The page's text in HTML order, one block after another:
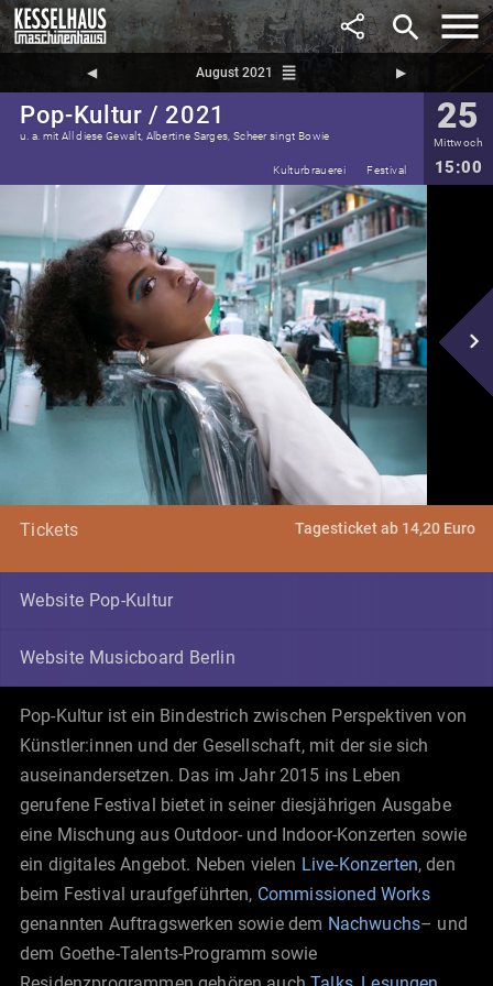
search
◀︎ August 2021 reorder ▶︎
Pop-Kultur / 2021
u. a. mit All diese Gewalt, Albertine Sarges, Scheer singt Bowie 25
Mittwoch
15:00
Kulturbrauerei Festival
navigate_next
Tickets Tagesticket ab 14,20 Euro
Website Pop-Kultur
Website Musicboard Berlin
Pop-Kultur ist ein Bindestrich zwischen Perspektiven von
Künstler:innen und der Gesellschaft, mit der sie sich
auseinandersetzen. Das im Jahr 2015 ins Leben
gerufene Festival bietet in seiner diesjährigen Ausgabe
eine Mischung aus Outdoor- und Indoor-Konzerten sowie
ein digitales Angebot. Neben vielen Live-Konzerten, den
beim Festival uraufgeführten, Commissioned Works
genannten Auftragswerken sowie dem Nachwuchs– und
dem Goethe-Talents-Programm sowie